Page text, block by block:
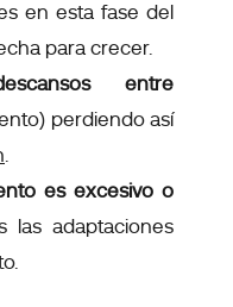
en esta fase del
para crecer.
entre
perdiendo así
es excesivo o
las adaptaciones